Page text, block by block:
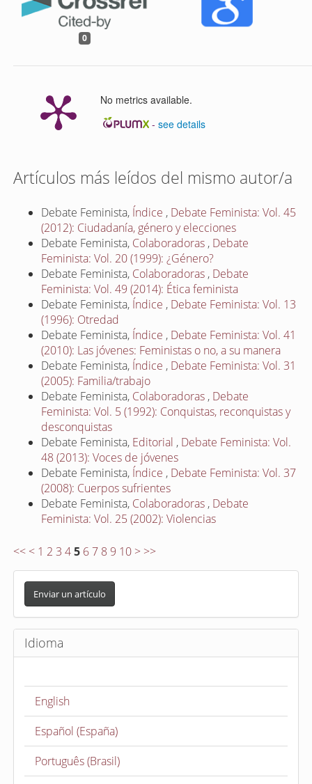
0
No metrics available.
-see details
Artículos más leídos del mismo autor/a
Debate Feminista, Índice , Debate Feminista: Vol. 45
(2012): Ciudadanía, género y elecciones
Debate Feminista, Colaboradoras , Debate
Feminista: Vol. 20 (1999): ¿Género?
Debate Feminista, Colaboradoras , Debate
Feminista: Vol. 49 (2014): Ética feminista
Debate Feminista, Índice , Debate Feminista: Vol. 13
(1996): Otredad
Debate Feminista, Índice , Debate Feminista: Vol. 41
(2010): Las jóvenes: Feministas o no, a su manera
Debate Feminista, Índice , Debate Feminista: Vol. 31
(2005): Familia/trabajo
Debate Feminista, Colaboradoras , Debate
Feminista: Vol. 5 (1992): Conquistas, reconquistas y
desconquistas
Debate Feminista, Editorial , Debate Feminista: Vol.
48 (2013): Voces de jóvenes
Debate Feminista, Índice , Debate Feminista: Vol. 37
(2008): Cuerpos sufrientes
Debate Feminista, Colaboradoras , Debate
Feminista: Vol. 25 (2002): Violencias
<< < 1 2 3 4 5 6 7 8 9 10 > >>
E
v
i
a
Enviar un artículo
Idioma
English
Español (España)
Português (Brasil)